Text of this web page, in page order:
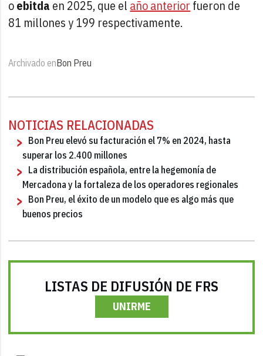
oebitda en 2025, que el año anterior fueron de
81 millones y 199 respectivamente.
Archivado enBon Preu
NOTICIAS RELACIONADAS
Bon Preu elevó su facturación el 7% en 2024, hasta
superar los 2.400 millones
La distribución española, entre la hegemonía de
Mercadona y la fortaleza de los operadores regionales
Bon Preu, el éxito de un modelo que es algo más que
buenos precios
LISTAS DE DIFUSIÓN DE FRS
UNIRME